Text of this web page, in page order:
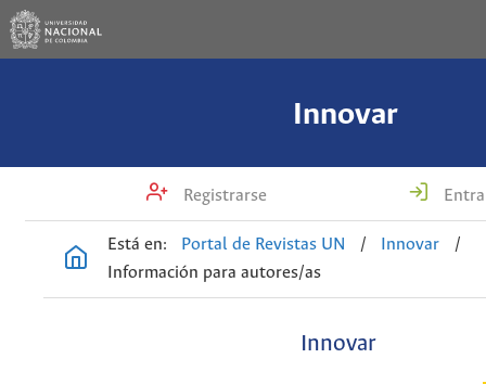
Innovar
Registrarse
Está en: Portal de Revistas UN / Innovar
/
Información para autores/as
Innovar